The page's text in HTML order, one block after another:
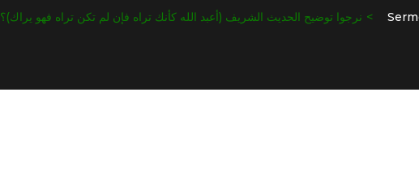
نرجوا توضيح الحديث الشريف (أعبد الله كأنك تراه فإن لم تكن تراه فهو يراك)؟